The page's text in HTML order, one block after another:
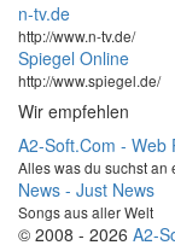
n-tv.de
http://www.n-tv.de/
Spiegel Online
http://www.spiegel.de/
Wir empfehlen
A2-Soft.Com - Web
Alles was du suchst an
News - Just News
Songs aus aller Welt
© 2008 - 2026 A2-